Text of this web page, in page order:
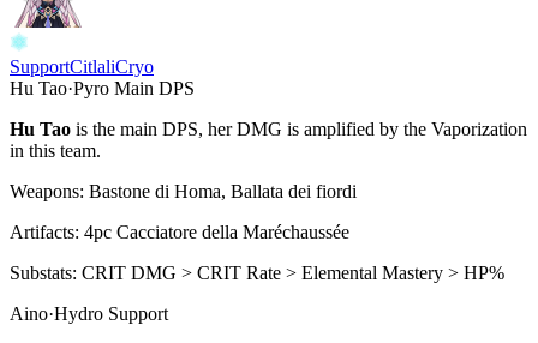
SupportCitlaliCryo
Hu Tao·Pyro Main DPS
Hu Tao is the main DPS, her DMG is amplified by the Vaporization
in this team.
Weapons: Bastone di Homa, Ballata dei fiordi
Artifacts: 4pc Cacciatore della Maréchaussée
Substats: CRIT DMG > CRIT Rate > Elemental Mastery > HP%
Aino·Hydro Support